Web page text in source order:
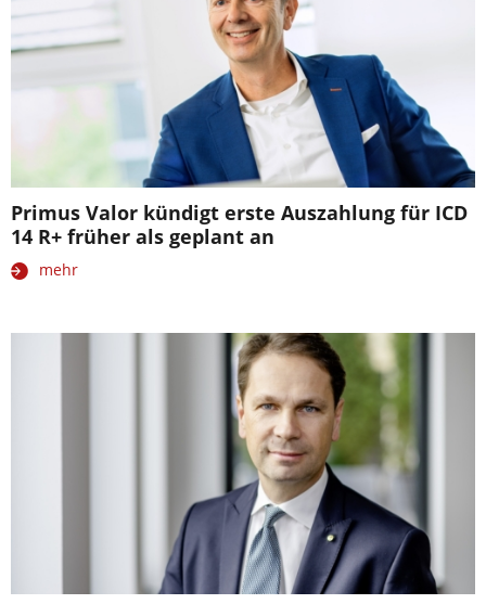
Primus Valor kündigt erste Auszahlung für ICD
14 R+ früher als geplant an
mehr